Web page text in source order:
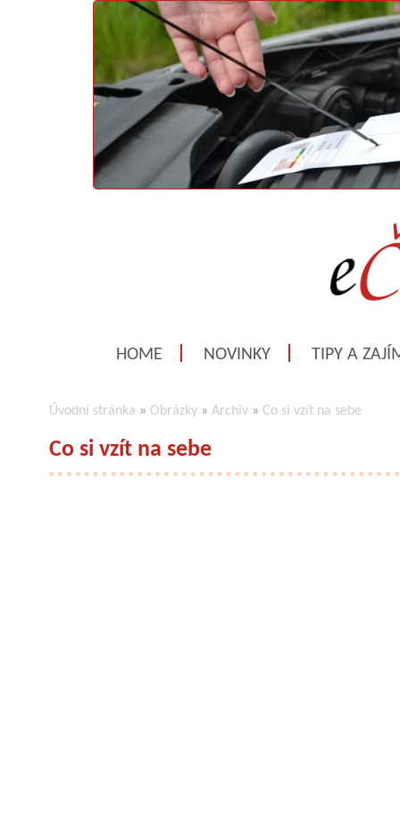
HOME NOVINKY TIPY A
Úvodní stránka » Obrázky » Archiv » Co si vzít na sebe
Co si vzít na sebe